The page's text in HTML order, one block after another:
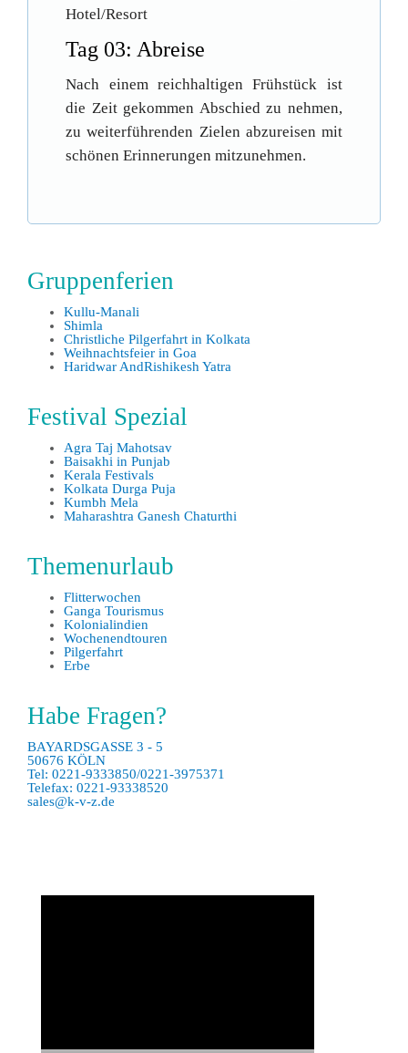
Hotel/Resort
Tag 03: Abreise
Nach einem reichhaltigen Frühstück ist
die Zeit gekommen Abschied zu nehmen,
zu weiterführenden Zielen abzureisen mit
schönen Erinnerungen mitzunehmen.
Gruppenferien
Kullu-Manali
Shimla
Christliche Pilgerfahrt in Kolkata
Weihnachtsfeier in Goa
Haridwar AndRishikesh Yatra
Festival Spezial
Agra Taj Mahotsav
Baisakhi in Punjab
Kerala Festivals
Kolkata Durga Puja
Kumbh Mela
Maharashtra Ganesh Chaturthi
Themenurlaub
Flitterwochen
Ganga Tourismus
Kolonialindien
Wochenendtouren
Pilgerfahrt
Erbe
Habe Fragen?
BAYARDSGASSE 3 - 5
50676 KÖLN
Tel: 0221-9333850/0221-3975371
Telefax: 0221-93338520
sales@k-v-z.de